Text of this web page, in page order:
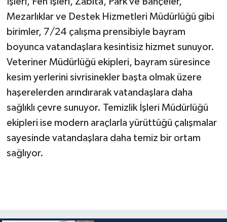
Mezarlıklar ve Destek Hizmetleri Müdürlüğü gibi
birimler, 7/24 çalışma prensibiyle bayram
boyunca vatandaşlara kesintisiz hizmet sunuyor.
Veteriner Müdürlüğü ekipleri, bayram süresince
kesim yerlerini sivrisinekler başta olmak üzere
haşerelerden arındırarak vatandaşlara daha
sağlıklı çevre sunuyor. Temizlik İşleri Müdürlüğü
ekipleri ise modern araçlarla yürüttüğü çalışmalar
sayesinde vatandaşlara daha temiz bir ortam
sağlıyor.